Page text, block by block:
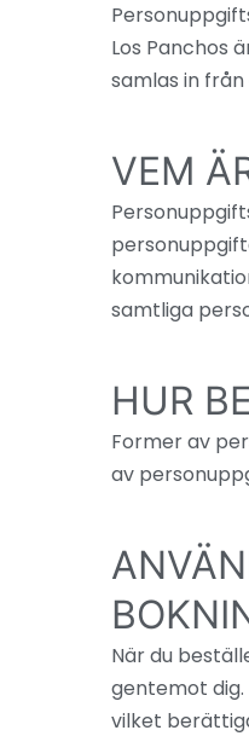
Los Panchos
samlas in
VEM
samtliga
HUR
Former av
av
När du
gentemot
vilket